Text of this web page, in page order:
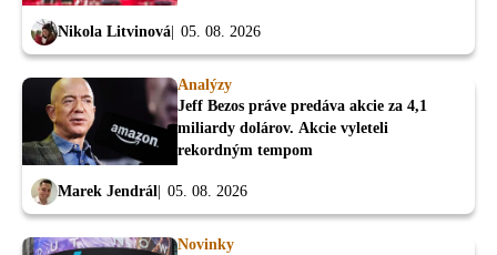
Nikola Litvinová 05. 08. 2026
Analýzy
Jeff Bezos práve predáva akcie za 4,1
miliardy dolárov. Akcie vyleteli
rekordným tempom
Marek Jendrál 05. 08. 2026
Novinky